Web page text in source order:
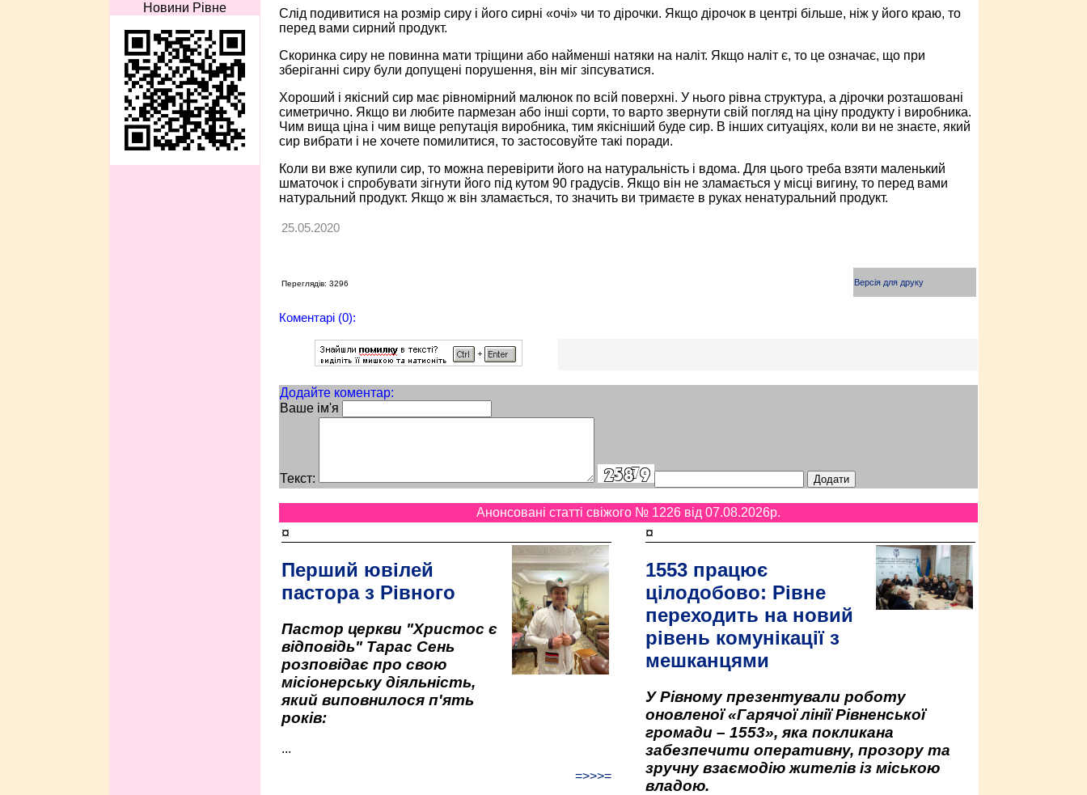
Новини Рівне
Слід подивитися на розмір сиру і його сирні «очі» чи то дірочки. Якщо дірочок в центрі більше, ніж у його краю, то
перед вами сирний продукт.
Скоринка сиру не повинна мати тріщини або найменші натяки на наліт. Якщо наліт є, то це означає, що при
зберіганні сиру були допущені порушення, він міг зіпсуватися.
Хороший і якісний сир має рівномірний малюнок по всій поверхні. У нього рівна структура, а дірочки розташовані
симетрично. Якщо ви любите пармезан або інші сорти, то варто звернути свій погляд на ціну продукту і виробника.
Чим вища ціна і чим вище репутація виробника, тим якісніший буде сир. В інших ситуаціях, коли ви не знаєте, який
сир вибрати і не хочете помилитися, то застосовуйте такі поради.
Коли ви вже купили сир, то можна перевірити його на натуральність і вдома. Для цього треба взяти маленький
шматочок і спробувати зігнути його під кутом 90 градусів. Якщо він не зламається у місці вигину, то перед вами
натуральний продукт. Якщо ж він зламається, то значить ви тримаєте в руках ненатуральний продукт.
25.05.2020
Переглядів: 3296 Версія для друку
Коментарі (0):
Додайте коментар:
Ваше ім'я
Текст:
Анонсовані статті свіжого № 1226 від 07.08.2026p.
¤
Перший ювілей
пастора з Рівного
Пастор церкви "Христос є
відповідь" Тарас Сень
розповідає про свою
місіонерську діяльність,
який виповнилося п'ять
років:
...
=>>>=
¤
1553 працює
цілодобово: Рівне
переходить на новий
рівень комунікації з
мешканцями
У Рівному презентували роботу
оновленої «Гарячої лінії Рівненської
громади – 1553», яка покликана
забезпечити оперативну, прозору та
зручну взаємодію жителів із міською
владою.